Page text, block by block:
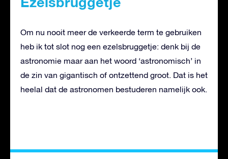
Om nu nooit meer de verkeerde term te gebruiken
heb ik tot slot nog een ezelsbruggetje: denk bij de
astronomie maar aan het woord ‘astronomisch’ in
de zin van gigantisch of ontzettend groot. Dat is het
heelal dat de astronomen bestuderen namelijk ook.